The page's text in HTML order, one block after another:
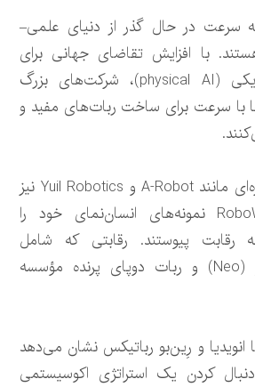
سرعت در حال گذر از دنیای علمی‌–
با افزایش تقاضای جهانی برای
هوش مصنوعی فیزیکی (physical AI)، شرکت‌های بزرگ
با سرعت برای ساخت ربات‌های مفید و
شرکت‌های رباتیک کره‌ای مانند A-Robot و Yuil Robotics نیز
در نمایشگاه RoboWorld نمونه‌های انسان‌نمای خود را
رقابت پیوستند. رقابتی که شامل
پروژه‌هایی مانند نئو (Neo) و ربات دوپای پرنده مؤسسه
و رِین‌بو رباتیکس نشان می‌دهد
کردن یک استراتژی اکوسیستمی